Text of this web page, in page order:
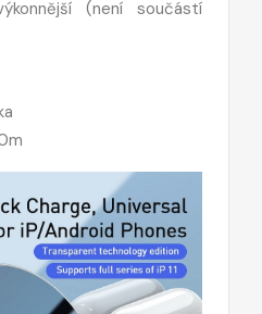
(není součástí